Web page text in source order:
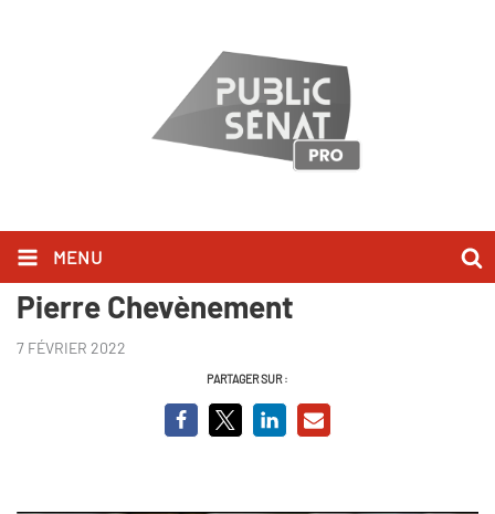
MENU
Maastricht, 30 ans après - Jean-
Pierre Chevènement
7 FÉVRIER 2022
PARTAGER SUR :